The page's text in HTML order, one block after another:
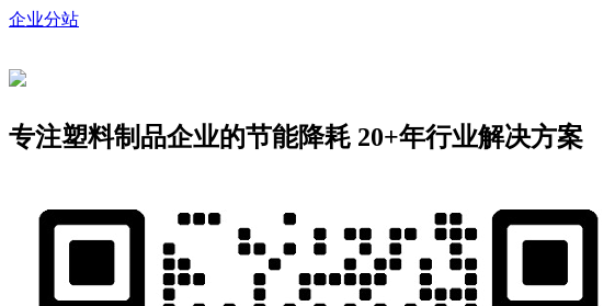
企业分站
专注塑料制品企业的节能降耗 20+年行业解决方案